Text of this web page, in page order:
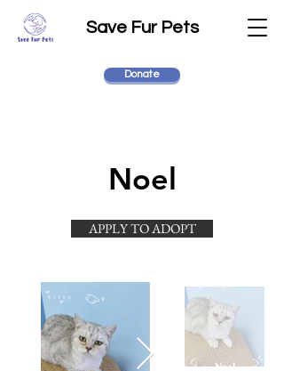
Save Fur Pets
Donate
Noel
APPLY TO ADOPT